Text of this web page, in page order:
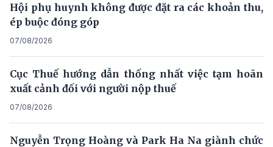
Hội phụ huynh không được đặt ra các khoản thu,
ép buộc đóng góp
07/08/2026
Cục Thuế hướng dẫn thống nhất việc tạm hoãn
xuất cảnh đối với người nộp thuế
07/08/2026
Nguyễn Trọng Hoàng và Park Ha Na giành chức